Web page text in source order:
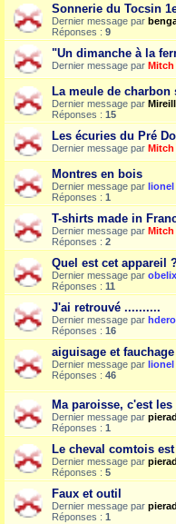
Sonnerie du Tocsin
Dernier message par
Réponses : 9
"Un dimanche à la
Dernier message par Mitch
La meule de charbon
Dernier message par
Réponses : 15
Les écuries du Pré
Dernier message par Mitch
Montres en bois
Dernier message par lionel
Réponses : 1
T-shirts made in
Dernier message par Mitch
Réponses : 2
Quel est cet appareil
Dernier message par obelix
Réponses : 11
J'ai retrouvé ..........
Dernier message par
Réponses : 16
aiguisage et
Dernier message par lionel
Réponses : 46
Ma paroisse, c'est les
Dernier message par
Réponses : 1
Le cheval comtois
Dernier message par
Réponses : 5
Faux et outil
Dernier message par
Réponses : 1